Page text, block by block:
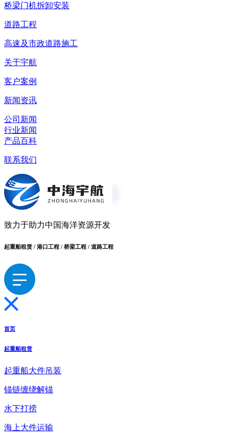
桥梁门机拆卸安装
道路工程
高速及市政道路施工
关于宇航
客户案例
新闻资讯
公司新闻
行业新闻
产品百科
联系我们
致力于助力中国海洋资源开发
起重船租赁 / 港口工程 / 桥梁工程 / 道路工程
首页
起重船租赁
起重船大件吊装
锚链缠绕解锚
水下打捞
海上大件运输